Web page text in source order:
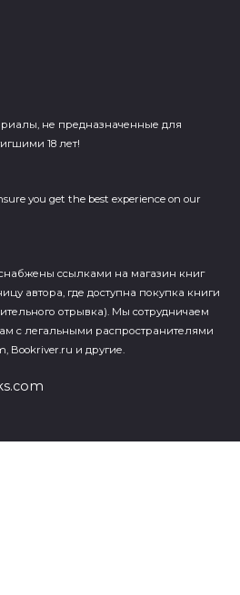
не предназначенные для
18 лет!
you get the best experience on our
ссылками на магазин книг
автора, где доступна покупка книги
отрывка). Мы сотрудничаем
с легальными распространителями
Bookriver.ru и другие.